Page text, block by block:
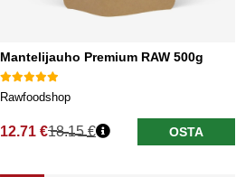
Mantelijauho Premium RAW 500g
Rawfoodshop
12.71 €
Normaali hinta
18.15 € OSTA